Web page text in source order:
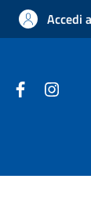
Accedi